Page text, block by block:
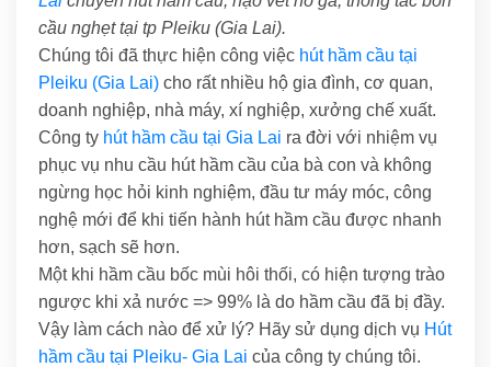
cầu nghẹt tại tp Pleiku (Gia Lai).
Chúng tôi đã thực hiện công việc hút hầm cầu tại
Pleiku (Gia Lai) cho rất nhiều hộ gia đình, cơ quan,
doanh nghiệp, nhà máy, xí nghiệp, xưởng chế xuất.
Công ty hút hầm cầu tại Gia Lai ra đời với nhiệm vụ
phục vụ nhu cầu hút hầm cầu của bà con và không
ngừng học hỏi kinh nghiệm, đầu tư máy móc, công
nghệ mới để khi tiến hành hút hầm cầu được nhanh
hơn, sạch sẽ hơn.
Một khi hầm cầu bốc mùi hôi thối, có hiện tượng trào
ngược khi xả nước => 99% là do hầm cầu đã bị đầy.
Vậy làm cách nào để xử lý? Hãy sử dụng dịch vụ Hút
hầm cầu tại Pleiku- Gia Lai của công ty chúng tôi.